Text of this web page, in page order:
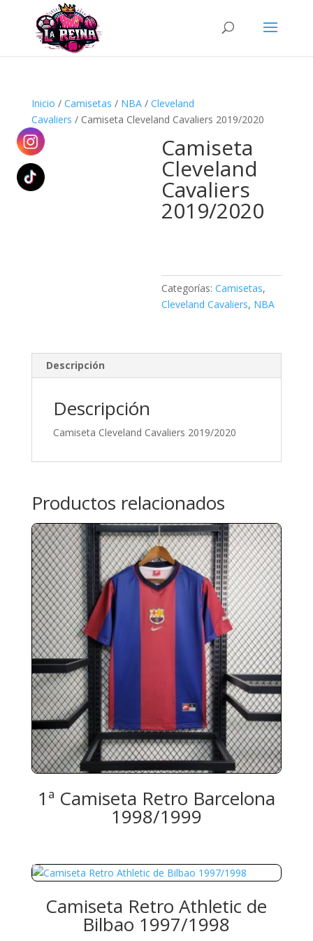
Búsqueda
productos
Inicio / Camisetas / NBA/ Cleveland
Cavaliers / Camiseta Cleveland Cavaliers 2019/2020
Camiseta
Cleveland
Cavaliers
2019/2020
Categorías:Camisetas,
Cleveland Cavaliers, NBA
Descripción
Descripción
Camiseta Cleveland Cavaliers 2019/2020
Productos relacionados
1ª Camiseta Retro Barcelona
1998/1999
Camiseta Retro Athletic de
Bilbao 1997/1998